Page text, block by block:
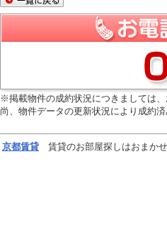
※掲載物件の成約状況につきましては、
尚、物件データの更新状況により成約
京都賃貸 賃貸のお部屋探しはおまかせ